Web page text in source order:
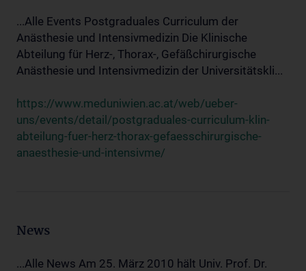
...Alle Events Postgraduales Curriculum der
Anästhesie und Intensivmedizin Die Klinische
Abteilung für Herz-, Thorax-, Gefäßchirurgische
Anästhesie und Intensivmedizin der Universitätskli...
https://www.meduniwien.ac.at/web/ueber-
uns/events/detail/postgraduales-curriculum-klin-
abteilung-fuer-herz-thorax-gefaesschirurgische-
anaesthesie-und-intensivme/
News
...Alle News Am 25. März 2010 hält Univ. Prof. Dr.